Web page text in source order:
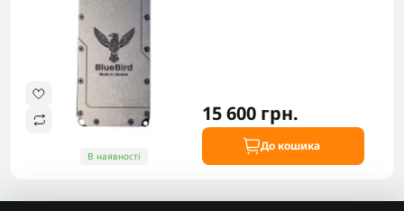
В наявності
15 600 грн.
До кошика